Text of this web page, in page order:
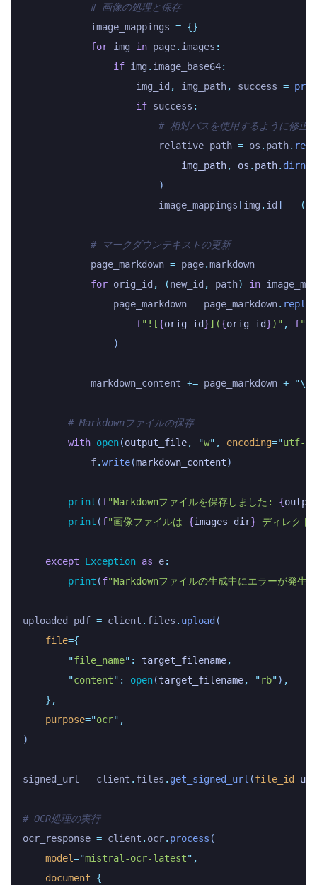
            # 画像の処理と保存
            image_mappings
= {}
            for
img in page. images :
                if
img . image_base64:
                    img_id
, img_path, success =
                    if
success :
                        # 相対パスを使用するように修正
                        relative_path
= os . path.
                            img_path
, os . path.
                        )
                        image_mappings
[img . id ] = (
            # マークダウンテキストの更新
            page_markdown
= page.markdown
            for
orig_id , (new_id , path) in
                page_markdown
= page_markdown.
                    f
"![{orig_id}]({orig_id})" , f"![
                )
            markdown_content
+= page_markdown + "\\
        # Markdownファイルの保存
        with
open(output_file, "w" , encoding="utf-8
            f
.write(markdown_content)
        print
(f"Markdownファイルを保存しました: {
        print
(f"画像ファイルは {images_dir} ディレクト
    except
Exception as e:
        print
(f"Markdownファイルの生成中にエラーが発生
uploaded_pdf = client . files . upload (
    file
={
        "
file_name" : target_filename,
        "
content" : open(target_filename, "rb") ,
    },
    purpose
="ocr" ,
)
signed_url = client . files . get_signed_url (file_id=
# OCR処理の実行
ocr_response = client . ocr. process (
    model
="mistral-ocr-latest" ,
    document
={